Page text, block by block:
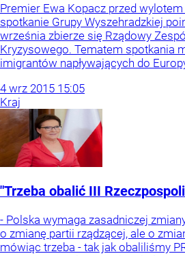
Premier Ewa Kopacz przed
spotkanie Grupy Wyszehradzkiej
września zbierze się Rządowy
Kryzysowego. Tematem spotkania
imigrantów napływających do
4 wrz 2015 15:05
Kraj
"Trzeba obalić III
- Polska wymaga zasadniczej
o zmianę partii rządzącej, ale o
mówiąc trzeba - tak jak obaliliśmy